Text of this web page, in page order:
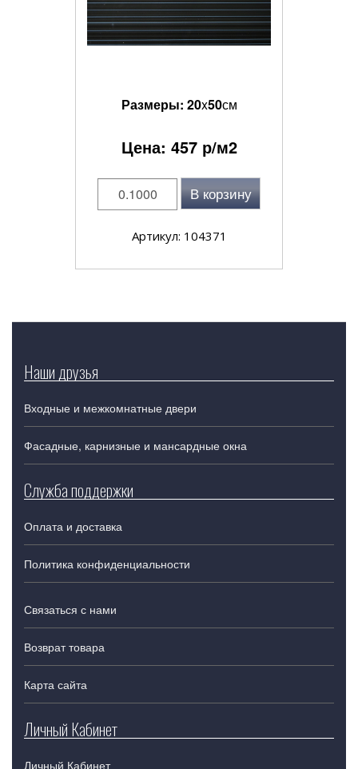
Размеры: 20x50см
Цена: 457р/м2
В корзину
Артикул: 104371
Наши друзья
Входные и межкомнатные двери
Фасадные, карнизные и мансардные окна
Служба поддержки
Оплата и доставка
Политика конфиденциальности
Связаться с нами
Возврат товара
Карта сайта
Личный Кабинет
Личный Кабинет